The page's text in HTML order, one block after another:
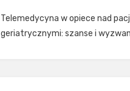
Telemedycyna w opiece nad
geriatrycznymi: szanse i